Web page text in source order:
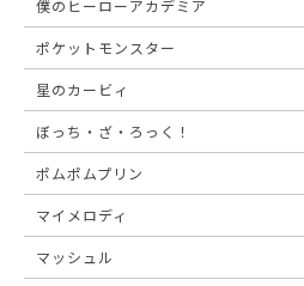
僕のヒーローアカデミア
ポケットモンスター
星のカービィ
ぼっち・ざ・ろっく！
ポムポムプリン
マイメロディ
マッシュル